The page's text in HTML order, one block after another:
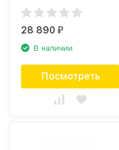
28 890₽
В наличии
Посмотреть